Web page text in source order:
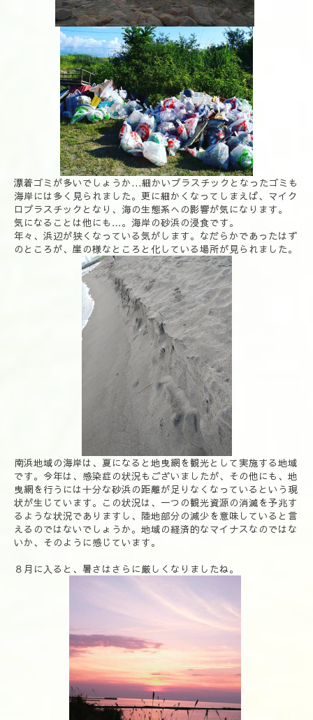
漂着ゴミが多いでしょうか...細かいプラスチックとなったゴミも
海岸には多く見られました。更に細かくなってしまえば、マイク
ロプラスチックとなり、海の生態系への影響が気になります。
気になることは他にも…。海岸の砂浜の浸食です。
年々、浜辺が狭くなっている気がします。なだらかであったはず
のところが、崖の様なところと化している場所が見られました。
南浜地域の海岸は、夏になると地曳網を観光として実施する地域
です。今年は、感染症の状況もございましたが、その他にも、地
曳網を行うには十分な砂浜の距離が足りなくなっているという現
状が生じています。この状況は、一つの観光資源の消滅を予兆す
るような状況でありますし、陸地部分の減少を意味していると言
えるのではないでしょうか。地域の経済的なマイナスなのではな
いか、そのように感じています。
８月に入ると、暑さはさらに厳しくなりましたね。